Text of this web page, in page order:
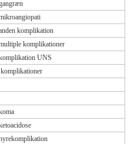
komplikation
komplikationer
UNS
komplikationer